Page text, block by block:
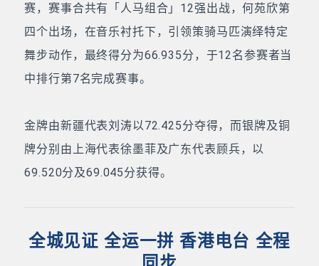
赛，赛事合共有「人马组合」12强出战，何苑欣第
四个出场，在音乐衬托下，引领策骑马匹演绎特定
舞步动作，最终得分为66.935分，于12名参赛者当
中排行第7名完成赛事。
金牌由新疆代表刘涛以72.425分夺得，而银牌及铜
牌分别由上海代表徐墨菲及广东代表顾兵，以
69.520分及69.045分获得。
全城见证 全运一拼 香港电台 全程